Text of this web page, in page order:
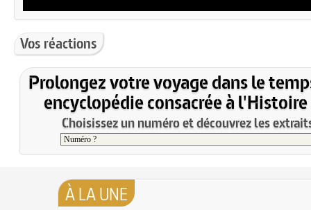
Vos réactions
Prolongez votre voyage dans le
encyclopédie consacrée à l'Histoire
Choisissez un numéro et découvrez les
À LA UNE